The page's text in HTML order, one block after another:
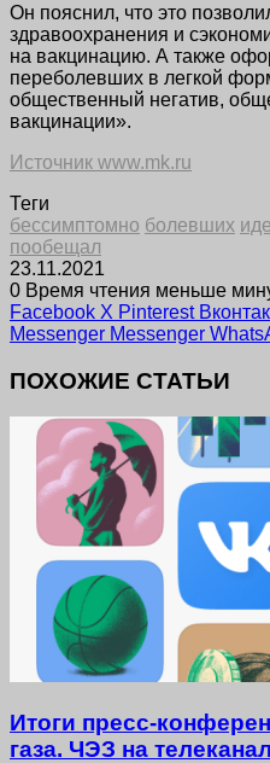
Он пояснил, что это
здравоохранения и
на вакцинацию. А также
переболевших в легкой
общественный негатив,
вакцинации».
Источник www.mk.ru
Теги
бессимптомно болевших
пообещал
23.11.2021
0 Время чтения меньше
Facebook X Pinterest
Messenger Messenger
ПОХОЖИЕ СТАТЬИ
Итоги пресс-
газа. ЧЭЗ на